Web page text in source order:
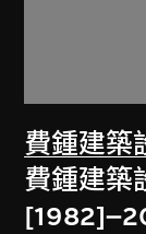
費鍾建築
費鍾建築